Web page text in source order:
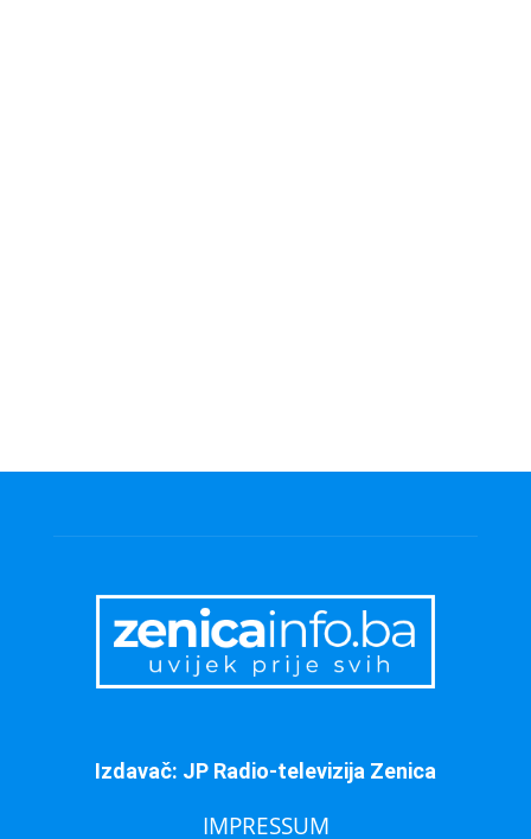
Izdavač: JP Radio-televizija Zenica
IMPRESSUM